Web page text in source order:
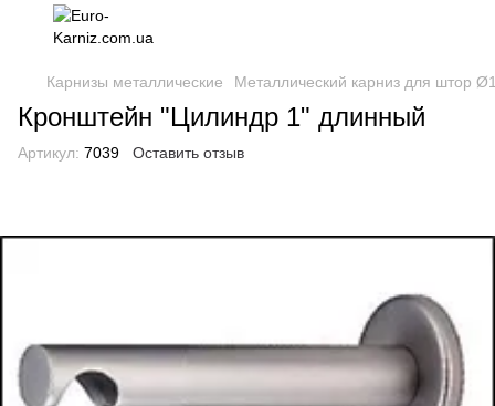
Карнизы металлические Металлический карниз для штор
Кронштейн "Цилиндр 1" длинный
Артикул: 7039 Оставить отзыв